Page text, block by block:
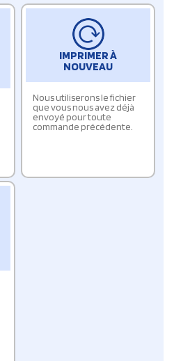
IMPRIMER À
NOUVEAU
Nous utiliserons le fichier
que vous nous avez déjà
envoyé pour toute
commande précédente.